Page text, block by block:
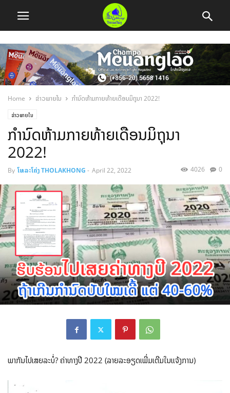
Home ຂ່າວພາຍໃນ ກຳນົດຫ້າມກາຍທ້າຍເດືອນມິຖຸນາ 2022!
ຂ່າວພາຍໃນ
ກຳນົດຫ້າມກາຍທ້າຍເດືອນມິຖຸນາ
2022!
By ໂທລະໂຄ່ງ THOLAKHONG - April 22, 2022 0
4026
ພາກັນໄປເສຍລະບໍ່? ຄ່າທາງປີ 2022 (ລາຍລະອຽດເພີ່ມເຕີມໃນແຈ້ງການ)